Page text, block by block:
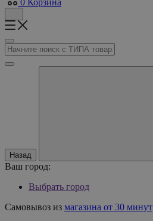
Назад
Ваш город:
Выбрать город
Самовывоз из магазина от 30 минут